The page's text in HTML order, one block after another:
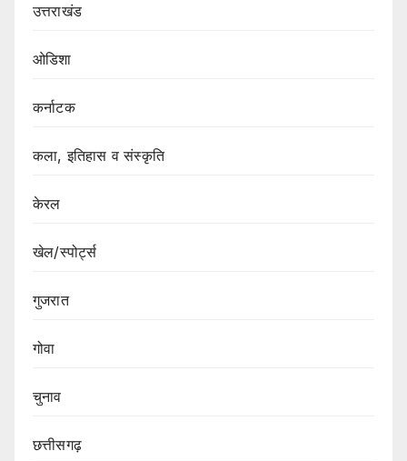
उत्तराखंड
ओडिशा
कर्नाटक
कला, इतिहास व संस्कृति
केरल
खेल/स्पोर्ट्स
गुजरात
गोवा
चुनाव
छत्तीसगढ़